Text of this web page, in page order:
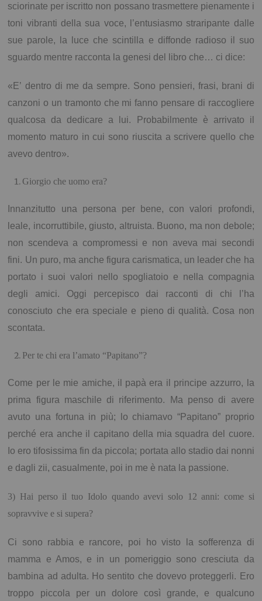
sciorinate per iscritto non possano trasmettere pienamente i
toni vibranti della sua voce, l’entusiasmo straripante dalle
sue parole, la luce che scintilla e diffonde radioso il suo
sguardo mentre racconta la genesi del libro che… ci dice:
«E’ dentro di me da sempre. Sono pensieri, frasi, brani di
canzoni o un tramonto che mi fanno pensare di raccogliere
qualcosa da dedicare a lui. Probabilmente è arrivato il
momento maturo in cui sono riuscita a scrivere quello che
avevo dentro».
Giorgio che uomo era?
Innanzitutto una persona per bene, con valori profondi,
leale, incorruttibile, giusto, altruista. Buono, ma non debole;
non scendeva a compromessi e non aveva mai secondi
fini. Un puro, ma anche figura carismatica, un leader che ha
portato i suoi valori nello spogliatoio e nella compagnia
degli amici. Oggi percepisco dai racconti di chi l’ha
conosciuto che era speciale e pieno di qualità. Cosa non
scontata.
Per te chi era l’amato “Papitano”?
Come per le mie amiche, il papà era il principe azzurro, la
prima figura maschile di riferimento. Ma penso di avere
avuto una fortuna in più; lo chiamavo “Papitano” proprio
perché era anche il capitano della mia squadra del cuore.
Io ero tifosissima fin da piccola; portata allo stadio dai nonni
e dagli zii, casualmente, poi in me è nata la passione.
3) Hai perso iltuo Idolo quando avevi solo 12 anni: come si
sopravvive e si supera?
Ci sono rabbia e rancore, poi ho visto la sofferenza di
mamma e Amos, e in un pomeriggio sono cresciuta da
bambina ad adulta. Ho sentito che dovevo proteggerli. Ero
troppo piccola per un dolore così grande, e qualcuno